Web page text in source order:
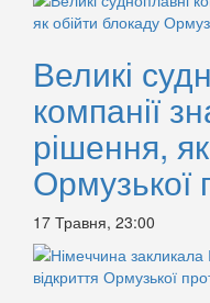
Великі
компанії
рішення,
Ормузької
17 Травня, 23:00